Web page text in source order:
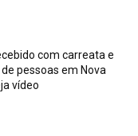
com carreata e
pessoas em Nova
vídeo